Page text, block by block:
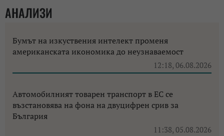
АНАЛИЗИ
Бумът на изкуствения интелект променя
американската икономика до неузнаваемост
12:18, 06.08.2026
Автомобилният товарен транспорт в ЕС се
възстановява на фона на двуцифрен срив за
България
11:38, 05.08.2026